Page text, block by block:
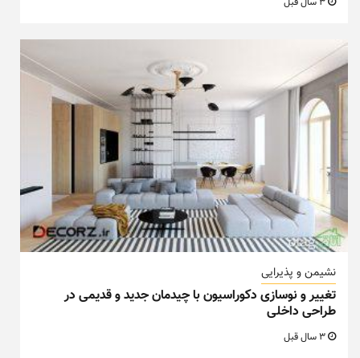
نشیمن و پذیرایی
تغییر و نوسازی دکوراسیون با چیدمان جدید و قدیمی در
طراحی داخلی